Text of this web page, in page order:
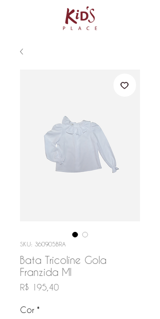
SKU: 360905BRA
Bata Tricoline Gola
Franzida Ml
R$ 195,40Preço
Cor *